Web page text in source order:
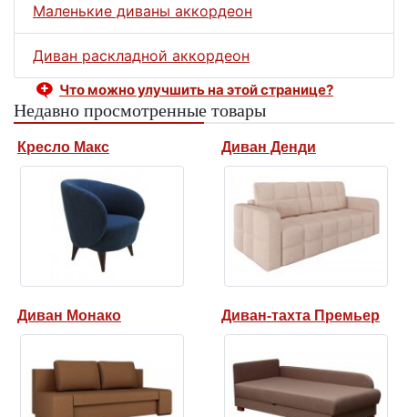
Маленькие диваны аккордеон
Диван раскладной аккордеон
Что можно улучшить на этой странице?
Недавно просмотренные товары
Кресло Макс Диван Денди
Диван Монако Диван-тахта Премьер